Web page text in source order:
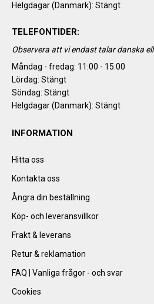
Helgdagar (Danmark): Stängt
TELEFONTIDER:
Observera att vi endast talar danska
Måndag - fredag: 11:00 - 15:00
Lördag: Stängt
Söndag: Stängt
Helgdagar (Danmark): Stängt
INFORMATION
Hitta oss
Kontakta oss
Ångra din beställning
Köp- och leveransvillkor
Frakt & leverans
Retur & reklamation
FAQ | Vanliga frågor - och svar
Cookies